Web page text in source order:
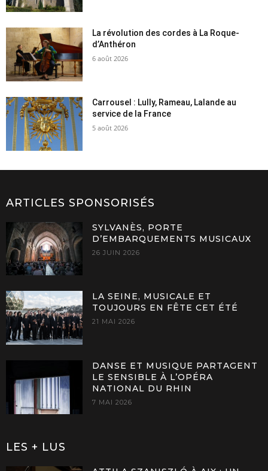
La révolution des cordes à La Roque-
d’Anthéron
6 août 2026
Carrousel : Lully, Rameau, Lalande au
service de la France
5 août 2026
ARTICLES SPONSORISÉS
SYLVANÈS, PORTE
D’EMBARQUEMENTS MUSICAUX
26 JUIN 2026
LA SEINE, MUSICALE ET
TOUJOURS EN FÊTE CET ÉTÉ
21 MAI 2026
DANSE ET MUSIQUE PARTAGENT
LE SENSIBLE À L’OPÉRA
NATIONAL DU RHIN
7 MAI 2026
LES + LUS